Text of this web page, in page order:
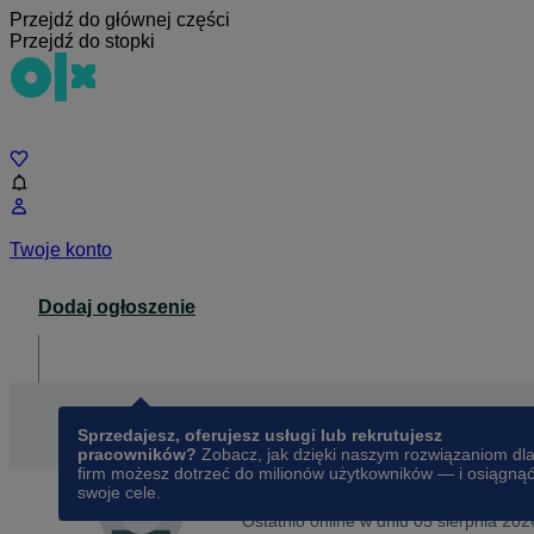
Przejdź do głównej części
Przejdź do stopki
Twoje konto
Dodaj ogłoszenie
Sprzedajesz, oferujesz usługi lub rekrutujesz
pracowników? Zobacz, jak dzięki naszym rozwiązaniom dla
firm możesz dotrzeć do milionów użytkowników — i osiągnąć
swoje cele.
Ostatnio online w dniu 05 sierpnia